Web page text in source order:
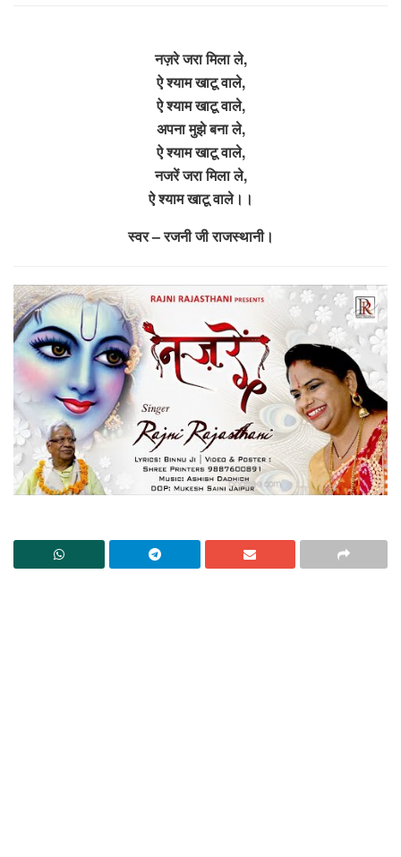
नज़रे जरा मिला ले,
ऐ श्याम खाटू वाले,
ऐ श्याम खाटू वाले,
अपना मुझे बना ले,
ऐ श्याम खाटू वाले,
नजरें जरा मिला ले,
ऐ श्याम खाटू वाले।।
स्वर – रजनी जी राजस्थानी।